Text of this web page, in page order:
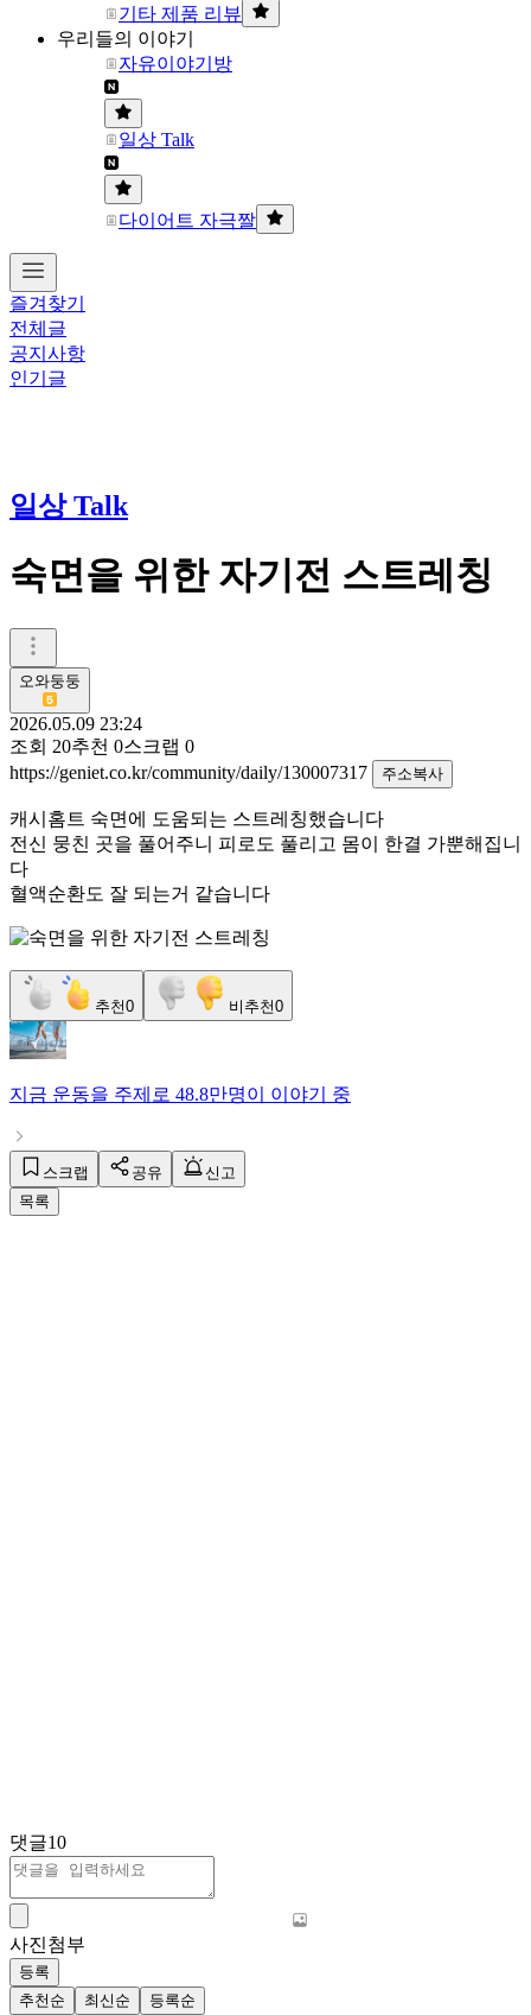
기타 제품 리뷰
우리들의 이야기
자유이야기방
일상 Talk
다이어트 자극짤
즐겨찾기
전체글
공지사항
인기글
일상 Talk
숙면을 위한 자기전 스트레칭
오와둥둥
2026.05.09 23:24
조회 20추천 0스크랩 0
https://geniet.co.kr/community/daily/130007317
주소복사
캐시홈트 숙면에 도움되는 스트레칭했습니다
전신 뭉친 곳을 풀어주니 피로도 풀리고 몸이 한결 가뿐해집니
다
혈액순환도 잘 되는거 같습니다
추천0 비추천0
지금 운동을 주제로 48.8만명이 이야기 중
스크랩 공유
신고
목록
댓글10
사진첨부
등록
추천순
최신순 등록순